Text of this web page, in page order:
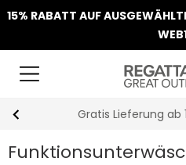
15% RABATT AUF
Gratis Lieferung ab